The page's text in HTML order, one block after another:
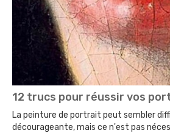
12 trucs pour réussir vos
La peinture de portrait peut sembler
décourageante, mais ce n'est pas